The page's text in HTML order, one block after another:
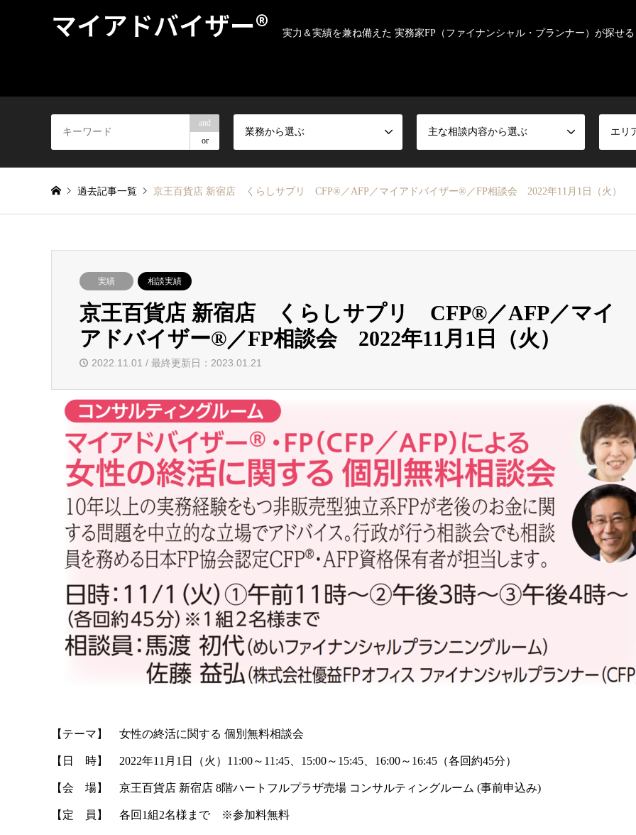
マイアドバイザー® 実力＆実績を兼ね備えた 実務家FP（ファイナンシャル・プランナー）が探せ
and
or
業務から選ぶ 主な相談内容から選ぶ エリ
過去記事一覧 京王百貨店 新宿店 くらしサプリ CFP®／AFP／マイアドバイザー®／FP相談会 2022年11月1日（火）
実績 相談実績
京王百貨店 新宿店 くらしサプリ CFP®／AFP／マイ
アドバイザー®／FP相談会 2022年11月1日（火）
2022.11.01 / 最終更新日：2023.01.21
【テーマ】 女性の終活に関する 個別無料相談会
【日 時】 2022年11 月1 日（火）11:00～11:45、15:00～15:45、16:00～16:45（各回約45分）
【会 場】 京王百貨店 新宿店 8階ハートフルプラザ売場 コンサルティングルーム (事前申込み)
【定 員】 各回1組2名様まで ※参加料無料